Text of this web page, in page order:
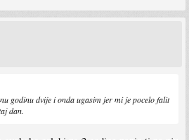
godinu dvije i onda ugasim jer mi je pocelo falit
dan.